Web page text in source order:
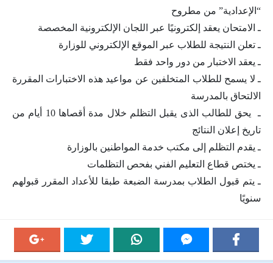
“الإعدادية” من مطروح
ـ الامتحان يعقد إلكترونيًا عبر اللجان الإلكترونية المخصصة
ـ تعلن النتيجة للطلاب عبر الموقع الإلكتروني للوزارة
ـ يعقد الاختبار من دور واحد فقط
ـ لا يسمح للطلاب المتخلفين عن مواعيد هذه الاختبارات المقررة
الالتحاق بالمدرسة
ـ يحق للطالب الذى يقبل التظلم خلال مدة أقصاها 10 أيام من
تاريخ إعلان النتائج
ـ يقدم التظلم إلى مكتب خدمة المواطنين بالوزارة
ـ يختص قطاع التعليم الفني بفحص التظلمات
ـ يتم قبول الطلاب بمدرسة الضبعة طبقا للأعداد المقرر قبولهم
سنويًا